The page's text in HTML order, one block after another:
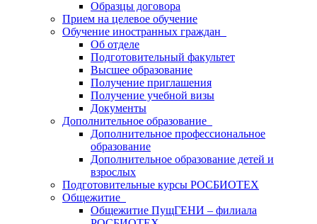
Образцы договора
Прием на целевое обучение
Обучение иностранных граждан
Об отделе
Подготовительный факультет
Высшее образование
Получение приглашения
Получение учебной визы
Документы
Дополнительное образование
Дополнительное профессиональное
образование
Дополнительное образование детей и
взрослых
Подготовительные курсы РОСБИОТЕХ
Общежитие
Общежитие ПущГЕНИ – филиала